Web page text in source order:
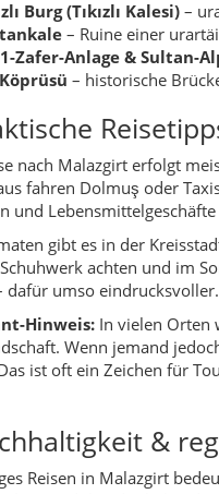
Hinweis:In vielen Orten
Wenn jemand
Das ist oft ein Zeichen für
&
Reisen in Malazgirt
Produkte direkt bei
von Milchprodukten
sollte man die Natur
Bachufer oder
und ein „Foto
wen eignet
, die
und
, die dramatische
, die